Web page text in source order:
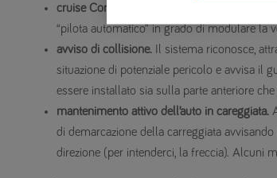
cruise Control adattivo.
“pilota automatico” in grado di modulare la
avviso di collisione.Il sistema riconosce,
situazione di potenziale pericolo e avvisa il
essere installato sia sulla parte anteriore
mantenimento attivo dell’auto in careggiata.
di demarcazione della carreggiata
direzione (per intenderci, la freccia). Alcuni